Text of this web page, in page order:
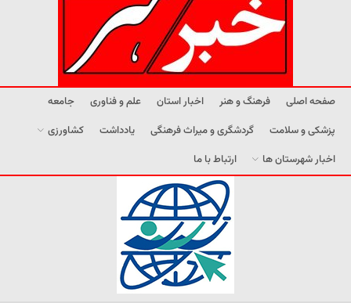
صفحه اصلی فرهنگ و هنر اخبار استان علم و فناوری
جامعه
پزشکی و سلامت
گردشگری و میراث فرهنگی یادداشت
کشاورزی
اخبار شهرستان ها
ارتباط با ما